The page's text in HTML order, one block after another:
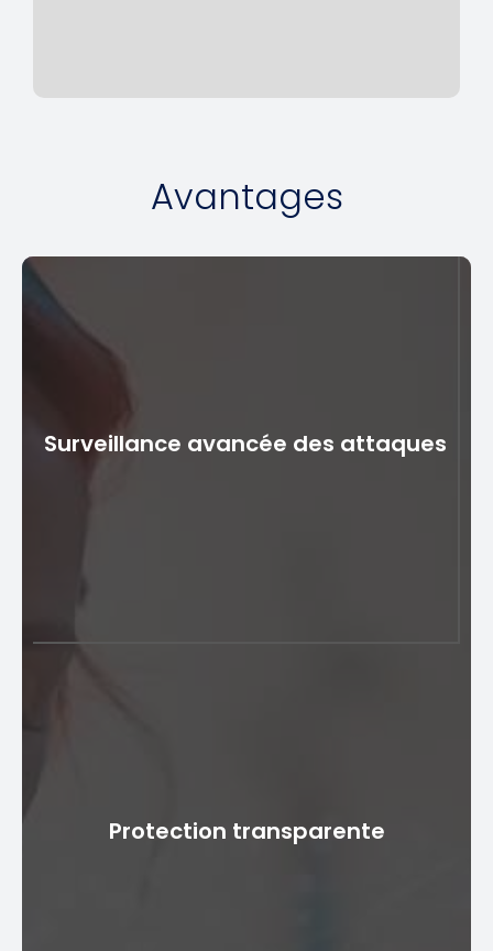
Avantages
Surveillance avancée des attaques
provoquer de perturbations significatives du réseau.
Protection transparente